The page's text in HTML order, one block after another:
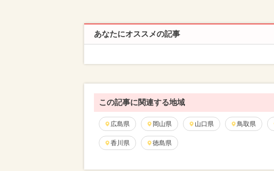
あなたにオススメの記事
この記事に関連する地域
広島県 岡山県 山口県 鳥取県
香川県 徳島県